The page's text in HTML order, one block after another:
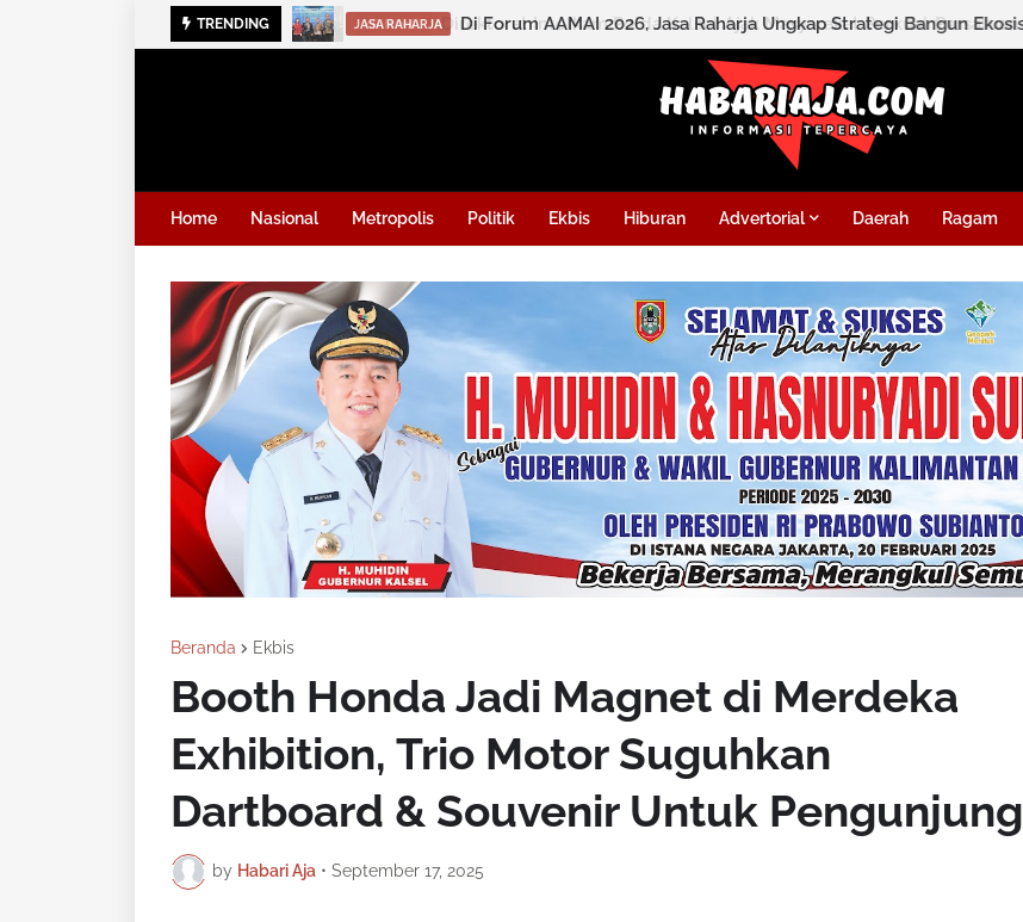
TRENDING KRIMINAL
Home Nasional Metropolis Politik Ekbis Hiburan Advertorial Daerah Ragam
Beranda Ekbis
Booth Honda Jadi Magnet di Merdeka
Exhibition, Trio Motor Suguhkan
Dartboard & Souvenir Untuk Pengunjung
by Habari Aja • September 17, 2025